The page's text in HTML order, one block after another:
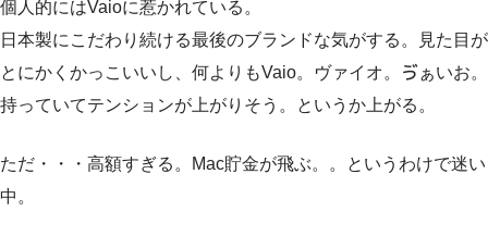
個人的にはVaioに惹かれている。
日本製にこだわり続ける最後のブランドな気がする。見た目が
とにかくかっこいいし、何よりもVaio。ヴァイオ。ゔぁいお。
持っていてテンションが上がりそう。というか上がる。
ただ・・・高額すぎる。Mac貯金が飛ぶ。。というわけで迷い
中。